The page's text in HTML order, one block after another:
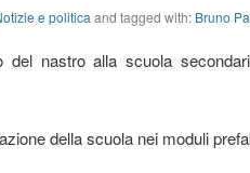
e politica and tagged with: Bruno
del nastro alla scuola
della scuola nei moduli